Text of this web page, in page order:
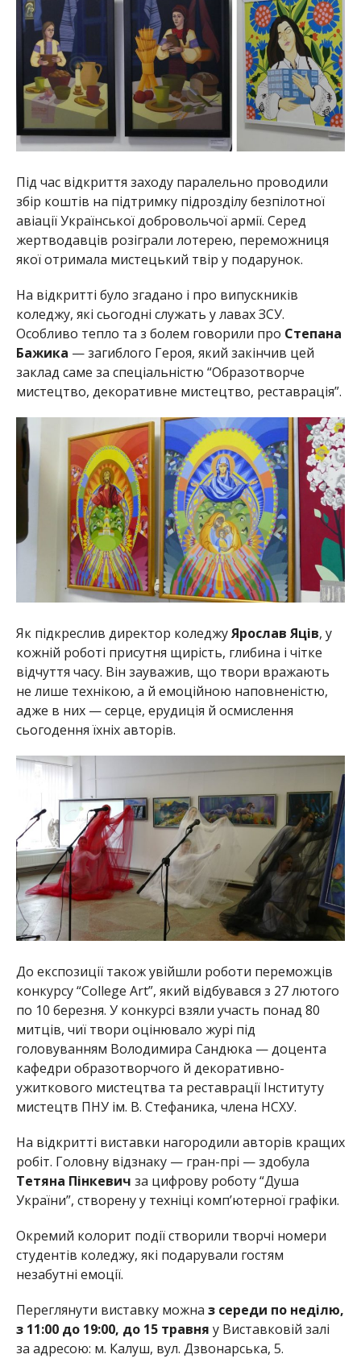
Під час відкриття заходу паралельно проводили
збір коштів на підтримку підрозділу безпілотної
авіації Української добровольчої армії. Серед
жертводавців розіграли лотерею, переможниця
якої отримала мистецький твір у подарунок.
На відкритті було згадано і про випускників
коледжу, які сьогодні служать у лавах ЗСУ.
Особливо тепло та з болем говорили про Степана
Бажика — загиблого Героя, який закінчив цей
заклад саме за спеціальністю “Образотворче
мистецтво, декоративне мистецтво, реставрація”.
Як підкреслив директор коледжуЯрослав Яців, у
кожній роботі присутня щирість, глибина і чітке
відчуття часу. Він зауважив, що твори вражають
не лише технікою, а й емоційною наповненістю,
адже в них — серце, ерудиція й осмислення
сьогодення їхніх авторів.
До експозиції також увійшли роботи переможців
конкурсу “College Art”, який відбувався з 27 лютого
по 10 березня. У конкурсі взяли участь понад 80
митців, чиї твори оцінювало журі під
головуванням Володимира Сандюка — доцента
кафедри образотворчого й декоративно-
ужиткового мистецтва та реставрації Інституту
мистецтв ПНУ ім. В. Стефаника, члена НСХУ.
На відкритті виставки нагородили авторів кращих
робіт. Головну відзнаку — гран-прі — здобула
Тетяна Пінкевич за цифрову роботу “Душа
України”, створену у техніці комп’ютерної графіки.
Окремий колорит події створили творчі номери
студентів коледжу, які подарували гостям
незабутні емоції.
Переглянути виставку можна з середи по неділю,
з 11:00 до 19:00, до 15 травня у Виставковій залі
за адресою: м. Калуш, вул. Дзвонарська, 5.